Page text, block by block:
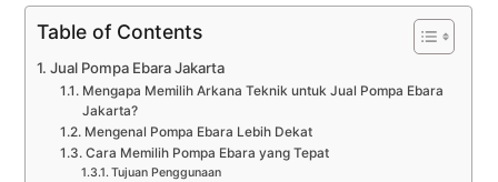
Table of Contents
Jual Pompa Ebara Jakarta
Mengapa Memilih Arkana Teknik untuk Jual Pompa Ebara
Jakarta?
Mengenal Pompa Ebara Lebih Dekat
Cara Memilih Pompa Ebara yang Tepat
Tujuan Penggunaan